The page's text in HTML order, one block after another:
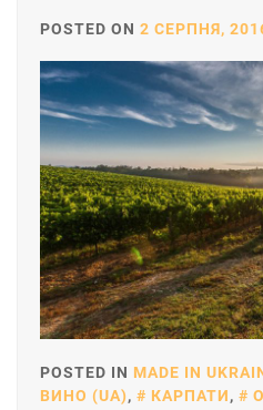
POSTED ON 2 СЕРПНЯ,
POSTED IN MADE IN
ВИНО (UA), КАРПАТИ,